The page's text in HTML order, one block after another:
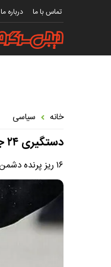
تماس با ما درباره ما
خانه سیاسی
دستگیری ۲۴ جاسوس دشمن صهیونی در غرب تهران | ۱۶ ریزپرنده ساقط شد
۱۶ ریز پرنده دشمن صهیونی در چند روز گذشته با هوشیاری، هدف‌گیری و تیراندازی مأموران انتظامی ساقط شده است.